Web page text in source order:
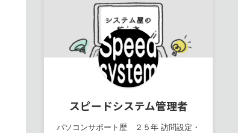
スピードシステム管理者
パソコンサポート歴 ２５年 訪問設定・